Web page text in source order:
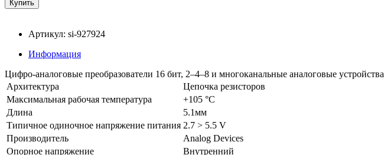
Артикул: si-927924
Информация
Цифро-аналоговые преобразователи 16 бит, 2–4–8 и многоканальные аналоговые устройства
Архитектура
Цепочка резисторов
Максимальная рабочая температура
+105 °C
Длина
5.1мм
Типичное одиночное напряжение питания 2.7 > 5.5 V
Производитель
Analog Devices
Опорное напряжение
Внутренний